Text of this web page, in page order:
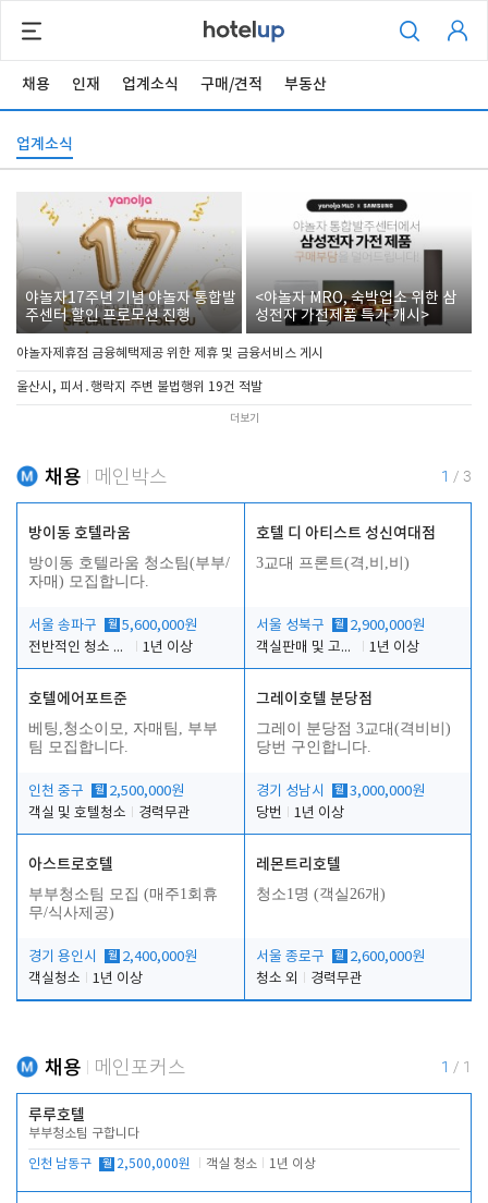
채용 인재 업계소식 구매/견적 부동산
업계소식
야놀자17주년 기념 야놀자 통합발
주센터 할인 프로모션 진행
<야놀자 MRO, 숙박업소 위한 삼
성전자 가전제품 특가 개시>
야놀자제휴점 금융혜택제공 위한 제휴 및 금융서비스 게시
울산시, 피서․행락지 주변 불법행위 19건 적발
더보기
채용 메인박스 1 / 3
방이동 호텔라움
방이동 호텔라움 청소팀(부부/
자매) 모집합니다.
서울 송파구 월 5,600,000원
전반적인 청소 업무(객실청소.객실정리)
1년 이상
호텔 디 아티스트 성신여대점
3교대 프론트(격,비,비)
서울 성북구 월 2,900,000원
객실판매 및 고객응대
1년 이상
호텔에어포트준
베팅,청소이모, 자매팀, 부부
팀 모집합니다.
인천 중구 월 2,500,000원
객실 및 호텔청소
경력무관
그레이호텔 분당점
그레이 분당점 3교대(격비비)
당번 구인합니다.
경기 성남시 월 3,000,000원
당번
1년 이상
아스트로호텔
부부청소팀 모집 (매주1회휴
무/식사제공)
경기 용인시 월 2,400,000원
객실청소
1년 이상
레몬트리호텔
청소1명 (객실26개)
서울 종로구 월 2,600,000원
청소 외
경력무관
채용 메인포커스 1 / 1
루루호텔
부부청소팀 구합니다
인천 남동구 월 2,500,000원 객실 청소 1년 이상